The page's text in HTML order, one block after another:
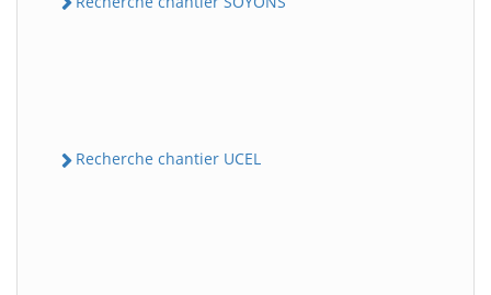
Recherche chantier UCEL